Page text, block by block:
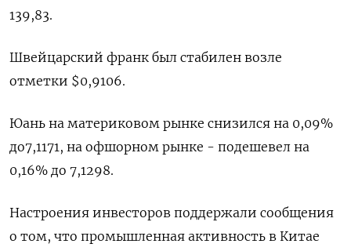
139,83.
Швейцарский франк был стабилен возле
отметки $0,9106​.
Юань на материковом рынке снизился на 0,09%
до​ 7,1171​, на офшорном рынке - подешевел на
0,16% до 7,1298.
Настроения инвесторов поддержали сообщения
о том, что промышленная активность в Китае